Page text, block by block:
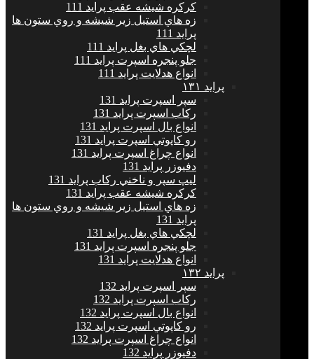
كركره شيشه عقب پراید 111
زه هاي استيل زير شيشه و روي ستون ها
پراید 111
لچكي هاي بغل پراید 111
جلو پنجره اسپرت پراید 111
انواع هدلايت پراید 111
پرايد ١٣١
سپر اسپرت پراید 131
ركاب اسپرت پراید 131
انواع بال اسپرت پراید 131
رو كاپوتي اسپرت پراید 131
انواع چراغ اسپرت پراید 131
دفيوزر پراید 131
ليپ سپر و ناخني ركاب پراید 131
كركره شيشه عقب پراید 131
زه هاي استيل زير شيشه و روي ستون ها
پراید 131
لچكي هاي بغل پراید 131
جلو پنجره اسپرت پراید 131
انواع هدلايت پراید 131
پرايد ١٣٢
سپر اسپرت پراید 132
ركاب اسپرت پراید 132
انواع بال اسپرت پراید 132
رو كاپوتي اسپرت پراید 132
انواع چراغ اسپرت پراید 132
دفيوزر پراید 132